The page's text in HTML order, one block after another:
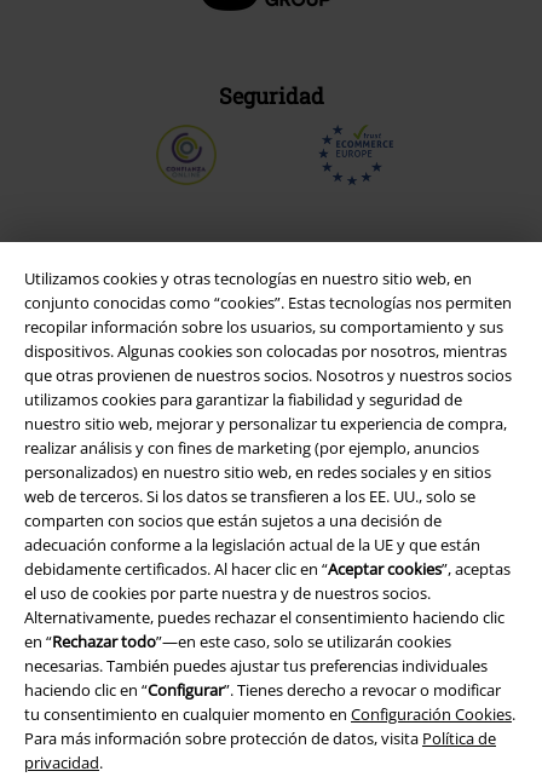
Utilizamos cookies y otras tecnologías en nuestro sitio web, en
conjunto conocidas como “cookies”. Estas tecnologías nos permiten
recopilar información sobre los usuarios, su comportamiento y sus
dispositivos. Algunas cookies son colocadas por nosotros, mientras
que otras provienen de nuestros socios. Nosotros y nuestros socios
utilizamos cookies para garantizar la fiabilidad y seguridad de
nuestro sitio web, mejorar y personalizar tu experiencia de compra,
realizar análisis y con fines de marketing (por ejemplo, anuncios
personalizados) en nuestro sitio web, en redes sociales y en sitios
web de terceros. Si los datos se transfieren a los EE. UU., solo se
comparten con socios que están sujetos a una decisión de
adecuación conforme a la legislación actual de la UE y que están
debidamente certificados. Al hacer clic en “Aceptar cookies”, aceptas
el uso de cookies por parte nuestra y de nuestros socios.
Alternativamente, puedes rechazar el consentimiento haciendo clic
en “Rechazar todo”—en este caso, solo se utilizarán cookies
necesarias. También puedes ajustar tus preferencias individuales
haciendo clic en “Configurar”. Tienes derecho a revocar o modificar
tu consentimiento en cualquier momento en Configuración Cookies.
Para más información sobre protección de datos, visita Política de
privacidad.
Seguridad
Legal
Términos y Condiciones
Aviso Legal
Ley protección de datos
Eliminación de residuos y protección del medioambiente
Declaración de Conformidad
Información sobre accesibilidad